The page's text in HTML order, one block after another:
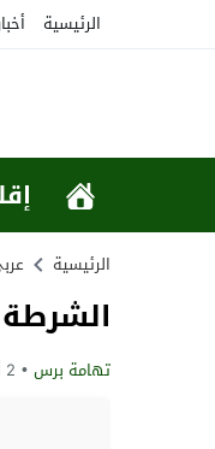
الرئيسية
الرئيسية
الشرطة
تهامة برس 2 أغسطس 2017